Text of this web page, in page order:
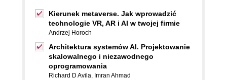
Kierunek metaverse. Jak wprowadzić
technologie VR, AR i AI w twojej firmie
Andrzej Horoch
Architektura systemów AI. Projektowanie
skalowalnego i niezawodnego
oprogramowania
Richard D Avila, Imran Ahmad